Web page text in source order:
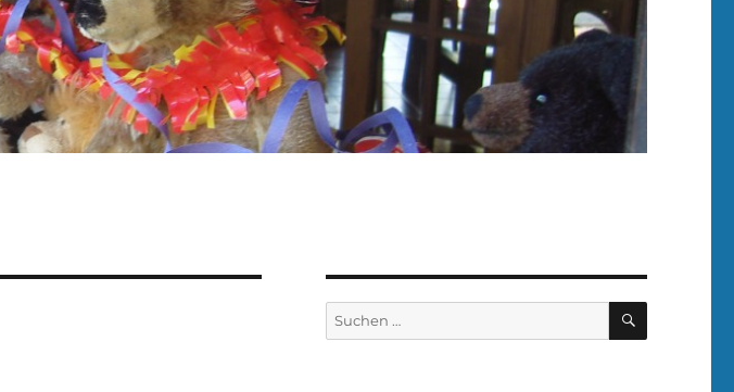
Suchen
nach:
SUCHEN